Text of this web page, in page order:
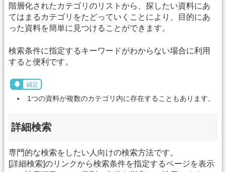
階層化されたカテゴリのリストから、探したい資料にあ
てはまるカテゴリをたどっていくことにより、目的にあ
った資料を簡単に見つけることができます。
検索条件に指定するキーワードがわからない場合に利用
すると便利です。
補足
1つの資料が複数のカテゴリ内に存在することもあります。
詳細検索
専門的な検索をしたい人向けの検索方法です。
[詳細検索]のリンクから検索条件を指定するページを表示